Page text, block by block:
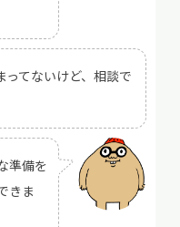
ってないけど、相談で
準備を
きま